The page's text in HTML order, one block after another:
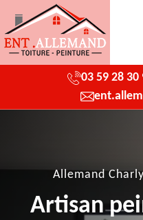
03 59 28 30
Allemand
Artisan